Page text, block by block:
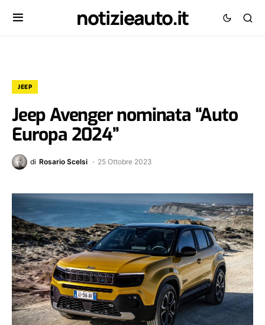
notizieauto.it
JEEP
Jeep Avenger nominata “Auto
Europa 2024”
di Rosario Scelsi 25 Ottobre 2023